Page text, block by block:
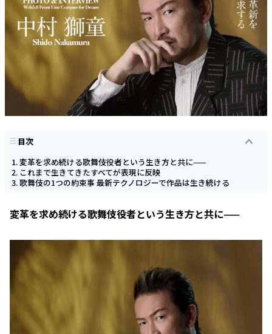
目次
変革を求め続ける歌舞伎役者という生き方と共に——
これまで生きてきたすべてが表現に反映
歌舞伎の1つの約束事 最新テクノロジーで作品は生き続ける
変革を求め続ける歌舞伎役者という生き方と共に——